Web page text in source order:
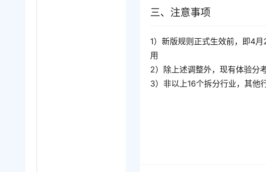
三、注意事项
1）新版规则正式生效前，即4
用
2）除上述调整外，现有体验分
3）非以上16个拆分行业，其他